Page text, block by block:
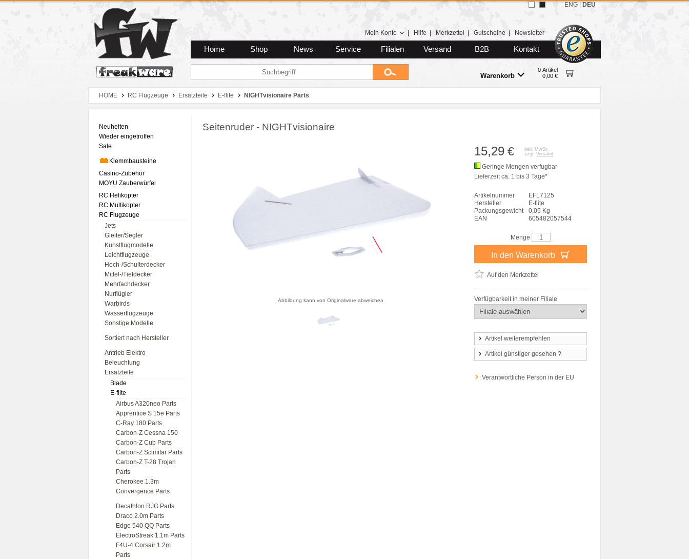
Zum Hauptmenue
Zum Seiteninhalt
Zum Warenkob
Mein Konto Hilfe Merkzettel Gutscheine Newsletter
Home Shop News Service Filialen Versand B2B Kontakt
Warenkorb
0 Artikel
0,00 €
ENG DEU
HOME RC Flugzeuge Ersatzteile E-flite NIGHTvisionaire Parts
Neuheiten
Wieder eingetroffen
Sale
Klemmbausteine
Casino-Zubehör
MOYU Zauberwürfel
RC Helikopter
RC Multikopter
RC Flugzeuge
Jets
Gleiter/Segler
Kunstflugmodelle
Leichtflugzeuge
Hoch-/Schulterdecker
Mittel-/Tiefdecker
Mehrfachdecker
Nurflügler
Warbirds
Wasserflugzeuge
Sonstige Modelle
Sortiert nach Hersteller
Antrieb Elektro
Beleuchtung
Ersatzteile
Blade
E-flite
Airbus A320neo Parts
Apprentice S 15e Parts
C-Ray 180 Parts
Carbon-Z Cessna 150
Carbon-Z Cub Parts
Carbon-Z Scimitar Parts
Carbon-Z T-28 Trojan
Parts
Cherokee 1.3m
Convergence Parts
Decathlon RJG Parts
Draco 2.0m Parts
Edge 540 QQ Parts
ElectroStreak 1.1m Parts
F4U-4 Corsair 1.2m
Parts
Seitenruder - NIGHTvisionaire
Abbildung kann von Originalware abweichen
15,29 €
inkl. MwSt.
zzgl. Versand
Geringe Mengen verfugbar
Lieferzeit ca. 1 bis 3 Tage*
Artikelnummer
EFL7125
Hersteller
E-flite
Packungsgewicht
0,05 Kg
EAN
605482057544
Menge
In den Warenkorb
Auf den Merkzettel
Verfügbarkeit in meiner Filiale
Artikel weiterempfehlen
Artikel günstiger gesehen ?
Verantwortliche Person in der EU